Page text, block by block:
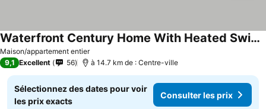
Maison/appartement entier
Waterfront Century Home With Heated Swimming Pool Sleeps 10 Adults. P.E.C
9,1 Excellent 56 à 14.7 km de : Centre-ville
Sélectionnez des dates pour voir
les prix exacts
Consulter les prix